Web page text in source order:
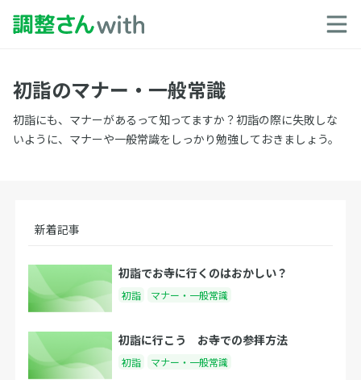
初詣のマナー・一般常識
初詣にも、マナーがあるって知ってますか？初詣の際に失敗しな
いように、マナーや一般常識をしっかり勉強しておきましょう。
新着記事
初詣でお寺に行くのはおかしい？
初詣 マナー・一般常識
初詣に行こう お寺での参拝方法
初詣 マナー・一般常識